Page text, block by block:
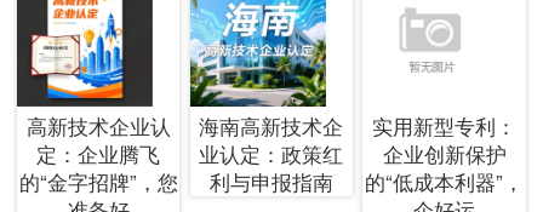
高新技术企业认
定：企业腾飞
的“金字招牌”，您
海南高新技术企
业认定：政策红
利与申报指南
实用新型专利：
企业创新保护
的“低成本利器”，